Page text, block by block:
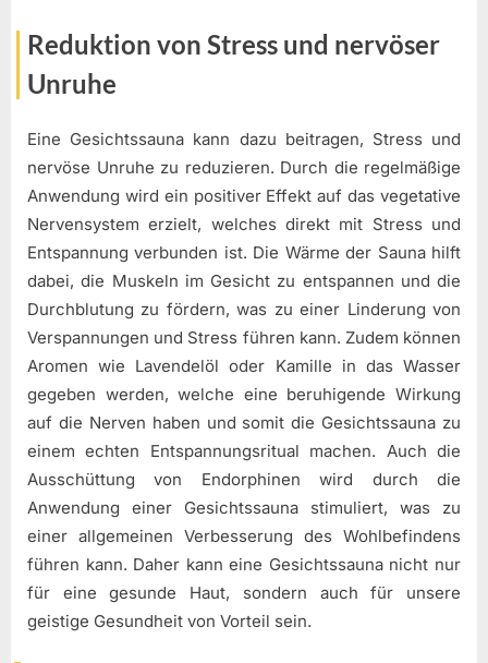
Reduktion von Stress und nervöser
Unruhe
Eine Gesichtssauna kann dazu beitragen, Stress und
nervöse Unruhe zu reduzieren. Durch die regelmäßige
Anwendung wird ein positiver Effekt auf das vegetative
Nervensystem erzielt, welches direkt mit Stress und
Entspannung verbunden ist. Die Wärme der Sauna hilft
dabei, die Muskeln im Gesicht zu entspannen und die
Durchblutung zu fördern, was zu einer Linderung von
Verspannungen und Stress führen kann. Zudem können
Aromen wie Lavendelöl oder Kamille in das Wasser
gegeben werden, welche eine beruhigende Wirkung
auf die Nerven haben und somit die Gesichtssauna zu
einem echten Entspannungsritual machen. Auch die
Ausschüttung von Endorphinen wird durch die
Anwendung einer Gesichtssauna stimuliert, was zu
einer allgemeinen Verbesserung des Wohlbefindens
führen kann. Daher kann eine Gesichtssauna nicht nur
für eine gesunde Haut, sondern auch für unsere
geistige Gesundheit von Vorteil sein.